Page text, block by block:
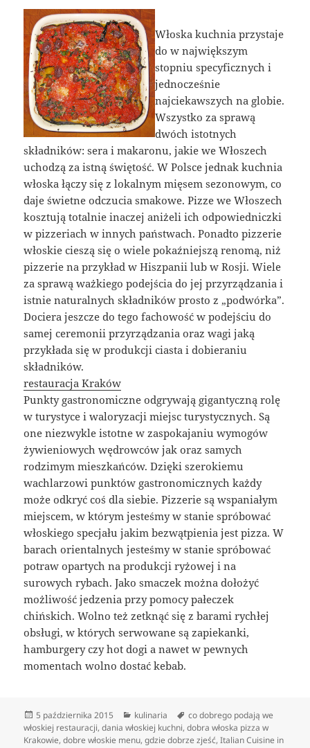
Włoska kuchnia przystaje
do w największym
stopniu specyficznych i
jednocześnie
najciekawszych na globie.
Wszystko za sprawą
dwóch istotnych
składników: sera i makaronu, jakie we Włoszech
uchodzą za istną świętość. W Polsce jednak kuchnia
włoska łączy się z lokalnym mięsem sezonowym, co
daje świetne odczucia smakowe. Pizze we Włoszech
kosztują totalnie inaczej aniżeli ich odpowiedniczki
w pizzeriach w innych państwach. Ponadto pizzerie
włoskie cieszą się o wiele pokaźniejszą renomą, niż
pizzerie na przykład w Hiszpanii lub w Rosji. Wiele
za sprawą ważkiego podejścia do jej przyrządzania i
istnie naturalnych składników prosto z „podwórka”.
Dociera jeszcze do tego fachowość w podejściu do
samej ceremonii przyrządzania oraz wagi jaką
przykłada się w produkcji ciasta i dobieraniu
składników.
restauracja Kraków
Punkty gastronomiczne odgrywają gigantyczną rolę
w turystyce i waloryzacji miejsc turystycznych. Są
one niezwykle istotne w zaspokajaniu wymogów
żywieniowych wędrowców jak oraz samych
rodzimym mieszkańców. Dzięki szerokiemu
wachlarzowi punktów gastronomicznych każdy
może odkryć coś dla siebie. Pizzerie są wspaniałym
miejscem, w którym jesteśmy w stanie spróbować
włoskiego specjału jakim bezwątpienia jest pizza. W
barach orientalnych jesteśmy w stanie spróbować
potraw opartych na produkcji ryżowej i na
surowych rybach. Jako smaczek można dołożyć
możliwość jedzenia przy pomocy pałeczek
chińskich. Wolno też zetknąć się z barami rychłej
obsługi, w których serwowane są zapiekanki,
hamburgery czy hot dogi a nawet w pewnych
momentach wolno dostać kebab.
Data
publikacji
5 października 2015 Kategorie
kulinaria Tagi
co dobrego podają we
włoskiej restauracji,dania włoskiej kuchni,dobra włoska pizza w
Krakowie,dobre włoskie menu,gdzie dobrze zjeść,Italian Cuisine in